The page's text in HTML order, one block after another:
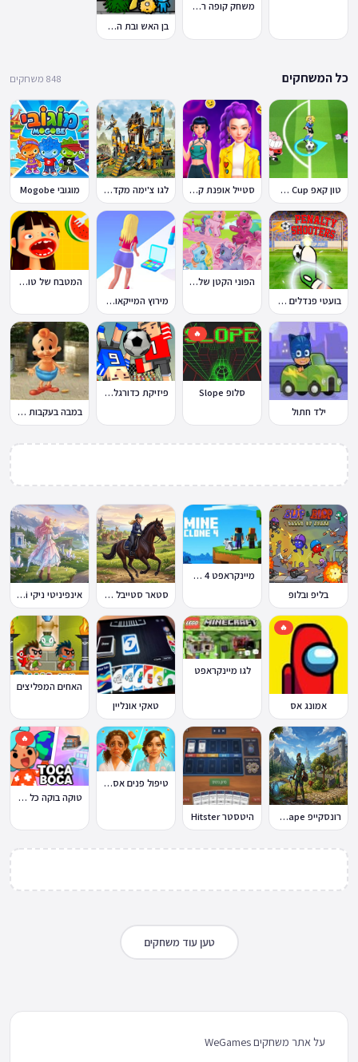
משחק קופה ראשית
בן האש ובת המים 7: וחברים
כל המשחקים 848 משחקים
טון קאפ Toon Cup סטייל אופנת קיי-פופ לגו צ'ימה מקדש האריות מוגובי Mogobe
בועטי פנדלים Penalty Shooters
הפוני הקטן שלי: מסיבה בכפר
מירוץ המייקאובר Makeover Run
המטבח של טוקה בוקה
ילד חתול
🔥
סלופ Slope
פיזיקת כדורגל Soccer Physics
במבה בעקבות החטיף החטוף 2
בליפ ובלופ
מיינקראפט 4 קלון
סטאר סטייבל Star Stable Online
אינפיניטי ניקי Infinity Nikki
🔥
אמונג אס
לגו מיינקראפט
טאקי אונליין
האחים המפליצים
רונסקייפ RuneScape היטסטר Hitster
טיפול פנים אסמר Asmr
🔥
טוקה בוקה כל העולמות בחינם
טען עוד משחקים
על אתר משחקים WeGames